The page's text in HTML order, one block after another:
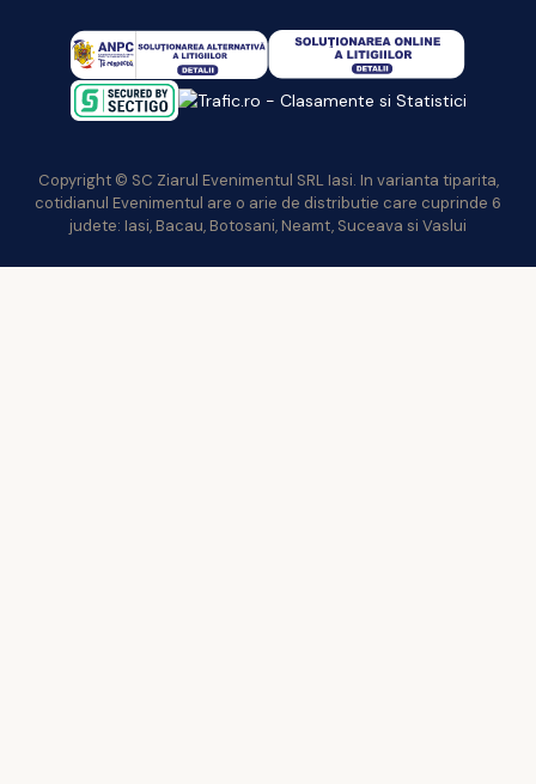
Copyright © SC Ziarul Evenimentul SRL Iasi. In varianta tiparita,
cotidianul Evenimentul are o arie de distributie care cuprinde 6
judete: Iasi, Bacau, Botosani, Neamt, Suceava si Vaslui